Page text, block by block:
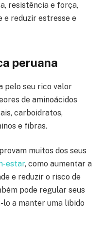
resistência e força,
reduzir estresse e
peruana
pelo seu rico valor
de aminoácidos
carboidratos,
e fibras.
muitos dos seus
estar, como aumentar a
e reduzir o risco de
pode regular seus
lo a manter uma libido